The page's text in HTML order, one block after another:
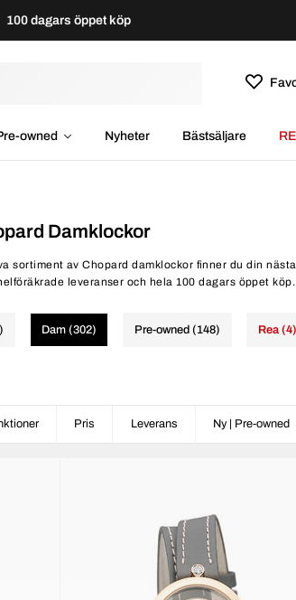
100 dagars öppet köp
owned Nyheter Bästsäljare
Damklockor
sortiment av Chopard damklockor finner du din
leveranser och hela 100 dagars öppet köp.
Dam (302) Pre-owned (148) Rea (4)
Pris Leverans Ny | Pre-owned